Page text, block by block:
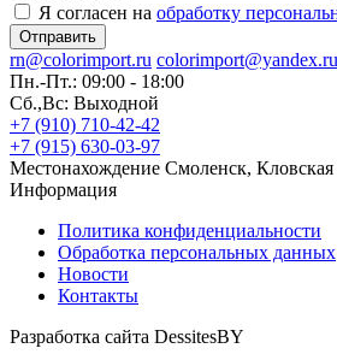
Я согласен на обработку
Отправить
rn@colorimport.ru colorimport@yandex.ru
Пн.-Пт.: 09:00 - 18:00
Сб.,Вс: Выходной
+7 (910) 710-42-42
+7 (915) 630-03-97
Местонахождение Смоленск,
Информация
Политика конфиденциальности
Обработка персональных данных
Новости
Контакты
Разработка сайта DessitesBY